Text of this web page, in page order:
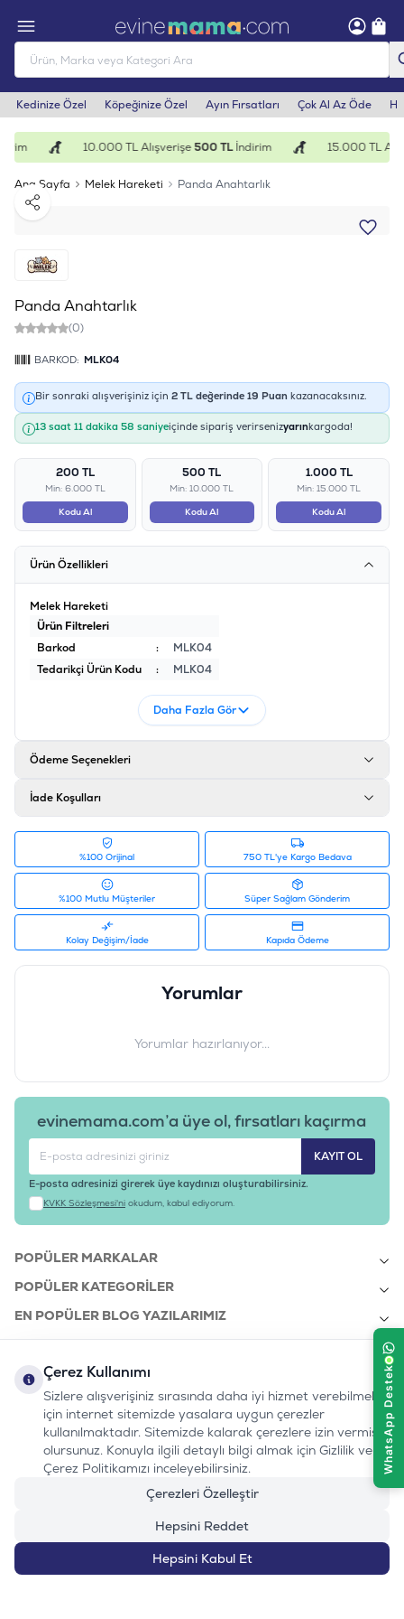
Kedinize Özel Köpeğinize Özel Ayın Fırsatları Çok Al Az Öde
10.000 TL Alışverişe500 TLİndirim 15.000 TL
Ana Sayfa Melek Hareketi
Panda Anahtarlık
Paylaş
Panda Anahtarlık
(0)
BARKOD: MLK04
Bir sonraki alışverişiniz için 2 TL değerinde 19 Puan kazanacaksınız.
13 saat 11 dakika 58 saniyeiçinde sipariş verirsenizyarınkargoda!
200 TL
Min: 6.000 TL
Kodu Al
500 TL
Min: 10.000 TL
Kodu Al
1.000 TL
Min: 15.000 TL
Kodu Al
Ürün Özellikleri
Melek Hareketi
Ürün Filtreleri
Barkod
:
MLK04
Tedarikçi Ürün Kodu
: MLK04
Daha Fazla Gör
Ödeme Seçenekleri
İade Koşulları
%100 Orijinal 750 TL'ye Kargo Bedava
%100 Mutlu Müşteriler Süper Sağlam Gönderim
Kolay Değişim/İade Kapıda Ödeme
Yorumlar
Yorumlar hazırlanıyor...
evinemama.com’a üye ol, fırsatları kaçırma
KAYIT OL
E-posta adresinizi girerek üye kaydınızı oluşturabilirsiniz.
KVKK Sözleşmesi'ni okudum, kabul ediyorum.
POPÜLER MARKALAR
POPÜLER KATEGORILER
EN POPÜLER BLOG YAZILARIMIZ
KURUMSAL
bizi takip edin:
Instagram
Youtube
TiktokFacebook
Linkedin
www.evinemama.com
0232 7000 212
%100 MUTLU
MÜŞTERI HATTI
Çerez Kullanımı
Sizlere alışverişiniz sırasında daha iyi hizmet verebilmek
için internet sitemizde yasalara uygun çerezler
kullanılmaktadır. Sitemizde kalarak çerezlere izin vermiş
olursunuz. Konuyla ilgili detaylı bilgi almak için Gizlilik ve
Çerez Politikamızı inceleyebilirsiniz.
Çerezleri Özelleştir
Hepsini Reddet
Hepsini Kabul Et